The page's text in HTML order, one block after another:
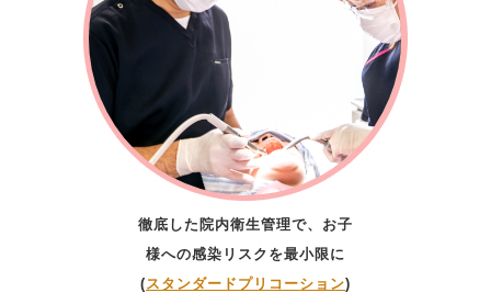
徹底した院内衛生管理で、お子
様への感染リスクを最小限に
( スタンダードプリコーション)